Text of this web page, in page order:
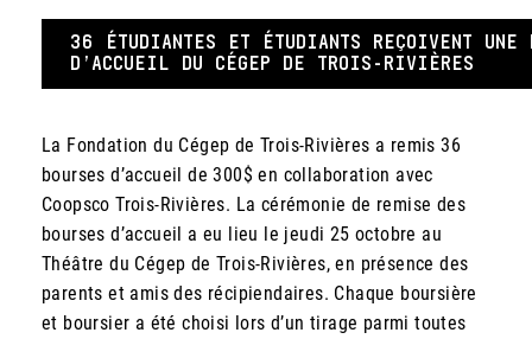
36 ÉTUDIANTES ET ÉTUDIANTS REÇOIVENT UNE
D’ACCUEIL DU CÉGEP DE TROIS-RIVIÈRES
La Fondation du Cégep de Trois-Rivières a remis 36
bourses d’accueil de 300$ en collaboration avec
Coopsco Trois-Rivières. La cérémonie de remise des
bourses d’accueil a eu lieu le jeudi 25 octobre au
Théâtre du Cégep de Trois-Rivières, en présence des
parents et amis des récipiendaires. Chaque boursière
et boursier a été choisi lors d’un tirage parmi toutes